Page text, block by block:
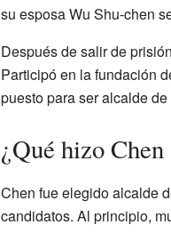
su esposa Wu Shu-chen
Después de salir de
Participó en la fundación
puesto para ser alcalde de
¿Qué hizo
Chen fue elegido alcalde
candidatos. Al principio,